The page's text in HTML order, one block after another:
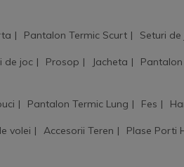
Pantalon Termic Scurt Seturi de
de joc Prosop Jacheta
Pantalon Termic Lung Fes
volei Accesorii Teren Plase Porti